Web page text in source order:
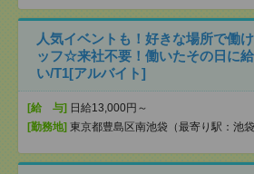
人気イベントも！好きな場所で働
ッフ☆来社不要！働いたその日に
い/T1[アルバイト]
[給 与] 日給13,000円～
[勤務地] 東京都豊島区南池袋（最寄り駅：池袋